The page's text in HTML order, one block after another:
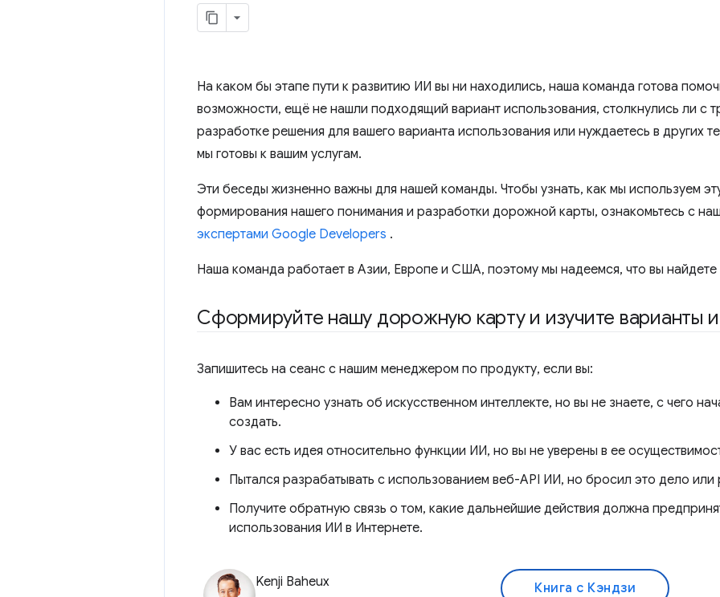
На каком бы этапе пути к развитию ИИ вы ни находились, наша команда готова
возможности, ещё не нашли подходящий вариант использования, столкнулись ли с
разработке решения для вашего варианта использования или нуждаетесь в других
мы готовы к вашим услугам.
Эти беседы жизненно важны для нашей команды. Чтобы узнать, как мы используем
формирования нашего понимания и разработки дорожной карты, ознакомьтесь с
экспертами Google Developers .
Наша команда работает в Азии, Европе и США, поэтому мы надеемся, что вы
Сформируйте нашу дорожную карту и изучите варианты
Запишитесь на сеанс с нашим менеджером по продукту, если вы:
Вам интересно узнать об искусственном интеллекте, но вы не знаете, с чего
создать.
У вас есть идея относительно функции ИИ, но вы не уверены в ее
Пытался разрабатывать с использованием веб-API ИИ, но бросил это дело или
Получите обратную связь о том, какие дальнейшие действия должна
использования ИИ в Интернете.
Kenji Baheux Книга с Кэндзи